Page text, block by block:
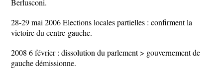
Berlusconi.
28-29 mai 2006 Elections locales partielles : confirment la
victoire du centre-gauche.
2008 6 février : dissolution du parlement > gouvernement de
gauche démissionne.